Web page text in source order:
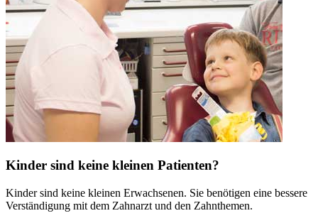
Kinder sind keine kleinen Patienten?
Kinder sind keine kleinen Erwachsenen. Sie benötigen eine bessere
Verständigung mit dem Zahnarzt und den Zahnthemen.